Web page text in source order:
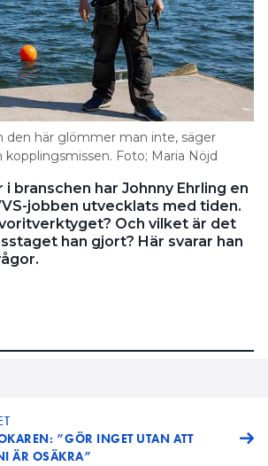
den här glömmer man inte, säger
Foto; Maria Nöjd
branschen har Johnny Ehrling en
jobben utvecklats med tiden.
Och vilket är det
han gjort? Här svarar han
”GÖR INGET UTAN ATT
ÄR OSÄKRA”